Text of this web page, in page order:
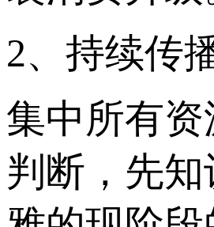
2、持续传
集中所有
判断，先